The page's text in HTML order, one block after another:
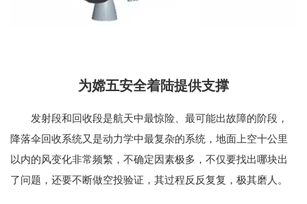
为嫦五安全着陆提供支撑
发射段和回收段是航天中最惊险、最可能出故障的阶段，
降落伞回收系统又是动力学中最复杂的系统，地面上空十公里
以内的风变化非常频繁，不确定因素极多，不仅要找出哪块出
了问题，还要不断做空投验证，其过程反反复复，极其磨人。